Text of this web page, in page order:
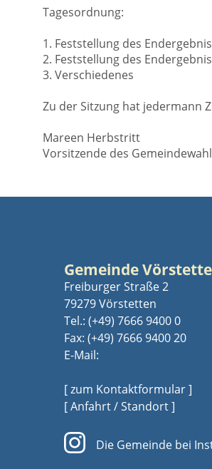
Tagesordnung:
1. Feststellung des
2. Feststellung des
3. Verschiedenes
Zu der Sitzung hat jedermann
Mareen Herbstritt
Vorsitzende des
Gemeinde
Freiburger Straße 2
79279 Vörstetten
Tel.: (+49) 7666 9400 0
Fax: (+49) 7666 9400 20
E-Mail:
[ zum Kontaktformular ]
[ Anfahrt / Standort ]
Die Gemeinde bei